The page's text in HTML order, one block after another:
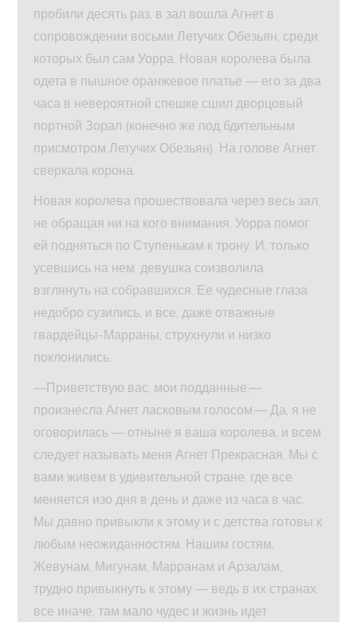
пробили десять раз, в зал вошла Агнет в
сопровождении восьми Летучих Обезьян, среди
которых был сам Уорра. Новая королева была
одета в пышное оранжевое платье — его за два
часа в невероятной спешке сшил дворцовый
портной Зорал (конечно же под бдительным
присмотром Летучих Обезьян). На голове Агнет
сверкала корона.
Новая королева прошествовала через весь зал,
не обращая ни на кого внимания. Уорра помог
ей подняться по Ступенькам к трону. И, только
усевшись на нем, девушка соизволила
взглянуть на собравшихся. Ее чудесные глаза
недобро сузились, и все, даже отважные
гвардейцы-Марраны, струхнули и низко
поклонились.
—Приветствую вас, мои подданные,—
произнесла Агнет ласковым голосом.— Да, я не
оговорилась — отныне я ваша королева, и всем
следует называть меня Агнет Прекрасная. Мы с
вами живем в удивительной стране, где все
меняется изо дня в день и даже из часа в час.
Мы давно привыкли к этому и с детства готовы к
любым неожиданностям. Нашим гостям,
Жевунам, Мигунам, Марранам и Арзалам,
трудно привыкнуть к этому — ведь в их странах
все иначе, там мало чудес и жизнь идет